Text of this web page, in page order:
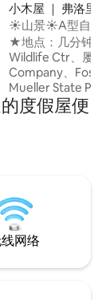
分（满分 5 分），
小木屋 ｜ 弗洛里
ant)
☀山景☀A型自然
★地点：几分钟即
Wildlife Ctr、屡获
Company、Fossil
Mueller State
抵达飞鸟峰（
户外活动：附近徒
床铺 ★设备齐全的
度假屋便
网络